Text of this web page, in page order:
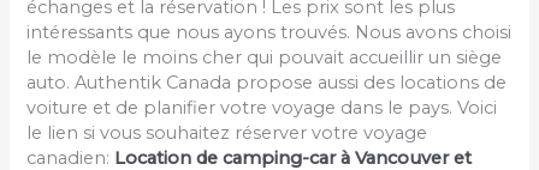
échanges et la réservation ! Les prix sont les plus
intéressants que nous ayons trouvés. Nous avons choisi
le modèle le moins cher qui pouvait accueillir un siège
auto. Authentik Canada propose aussi des locations de
voiture et de planifier votre voyage dans le pays. Voici
le lien si vous souhaitez réserver votre voyage
canadien: Location de camping-car à Vancouver et